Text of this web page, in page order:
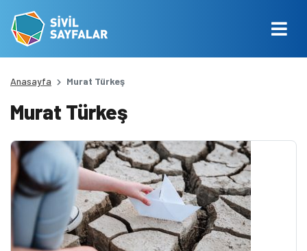
Anasayfa Murat Türkeş
Murat Türkeş